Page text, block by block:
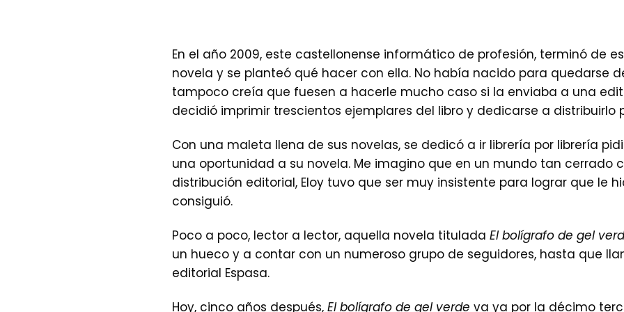
En el año 2009, este castellonense informático de profesión, terminó de
novela y se planteó qué hacer con ella. No había nacido para quedarse
tampoco creía que fuesen a hacerle mucho caso si la enviaba a una
decidió imprimir trescientos ejemplares del libro y dedicarse a distribuirlo
Con una maleta llena de sus novelas, se dedicó a ir librería por librería
una oportunidad a su novela. Me imagino que en un mundo tan cerrado
distribución editorial, Eloy tuvo que ser muy insistente para lograr que le
consiguió.
Poco a poco, lector a lector, aquella novela titulada El bolígrafo de gel
un hueco y a contar con un numeroso grupo de seguidores, hasta que
editorial Espasa.
Hoy, cinco años después, El bolígrafo de gel verde va ya por la décimo